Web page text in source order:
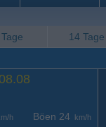
14 Tage
h Böen 24 km/h